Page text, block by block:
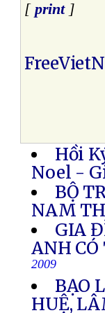
[ print]
Hồi
Noel -
BỘ
NAM
GIA
ANH
2009
BẠO
HUỆ,